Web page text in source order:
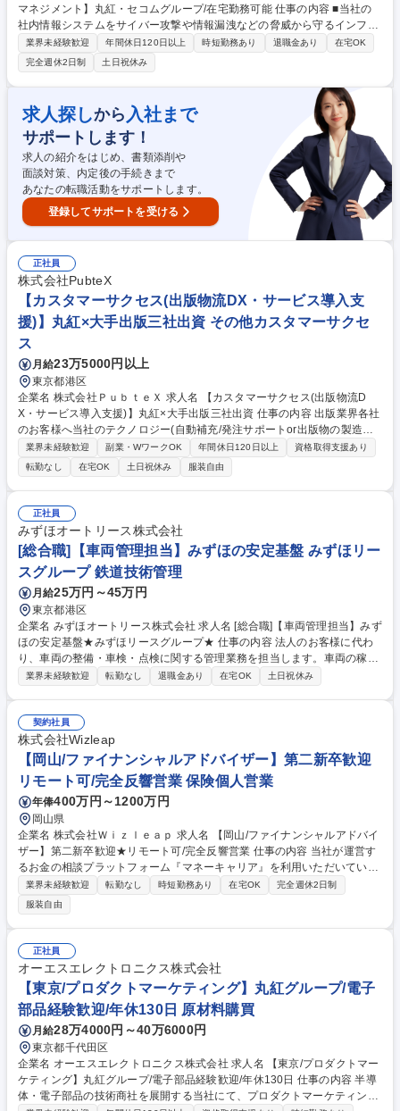
マネジメント】丸紅・セコムグループ/在宅勤務可能 仕事の内容 ■当社の
社内情報システムをサイバー攻撃や情報漏洩などの脅威から守るインフラ
セキュリティ担当として、重要な役割を担っていただきます。当社は、自
社保有の全国規模商用ネットワークインフラを保有してます。 【具体的
に】・社内セキュリティの現状・課題整理、対策の提案 ・商用環境のセキ
ュリティの現状・課題整理、対策の提案 ・インシデント対応 ・グループ
全従業員のセキュリティ意識向上のためのユーザー教育、啓蒙活動など ・
セキュリティ商材、サービスの自社導入、運用支援 募集職種 東京【セキ
ュリティマネジメント】丸紅・セコムグループ/在宅勤務可能
業界未経験歓迎 年間休日120日以上 時短勤務あり 退職金あり
在宅OK
完全週休2日制
土日祝休み
求人探しから 入社まで
サポートします！
求人の紹介をはじめ、書類添削や
面談対策、内定後の手続きまで
あなたの転職活動をサポートします。
登録してサポートを受ける
正社員
株式会社PubteX
【カスタマーサクセス(出版物流DX・サービス導入支
援)】丸紅×大手出版三社出資 その他カスタマーサクセ
ス
月給23万5000円以上
東京都港区
企業名 株式会社ＰｕｂｔｅＸ 求人名 【カスタマーサクセス(出版物流D
X・サービス導入支援)】丸紅×大手出版三社出資 仕事の内容 出版業界各社
のお客様へ当社のテクノロジー(自動補充/発注サポートor出版物の製造方
式や補充方針、物流計画サービス)を活かした課題解決のコンサルおよび
定着へ向けた提案を行います。 【業務詳細】■書店の売場・発注業務/出版
社・書店の現行オペレーション(増刷判断、補充判断、出荷等)についてヒ
アリング■システム導入にあたっての要件整理・ルールの設計運用案の検
討■オンボーディング支援(書店向け自動補充・発注サポート機能導入時or
製造・物流計画サービス導入時)■サービス利用開始後のフォロー(利用状況
のモニタリング、問合わせ対応、課題整理) 募集職種 【カスタマーサクセ
ス(出版物流DX・サービス導入支援)】丸紅×大手出版三社出資
業界未経験歓迎 副業・WワークOK 年間休日120日以上
資格取得支援あり
転勤なし
在宅OK 土日祝休み 服装自由
正社員
みずほオートリース株式会社
[総合職]【車両管理担当】みずほの安定基盤 みずほリー
スグループ 鉄道技術管理
月給25万円～45万円
東京都港区
企業名 みずほオートリース株式会社 求人名 [総合職]【車両管理担当】みず
ほの安定基盤★みずほリースグループ★ 仕事の内容 法人のお客様に代わ
り、車両の整備・車検・点検に関する管理業務を担当します。車両の稼働
を止めないために、関係各所と調整しながら最適なスケジュールと手配を
（入庫調整、整備内容・見積確認、納期調整）■レスキュー対応（故障・
トラブル時の受付、レッカー等の手配、状況管理）■部品発注、整備関連
の事務処理（記録・データ管理 など）■車両に関する管理業務をお客様の
ずほリースグループ★
業界未経験歓迎 転勤なし 退職金あり 在宅OK 土日祝休み
契約社員
株式会社Wizleap
【岡山/ファイナンシャルアドバイザー】第二新卒歓迎
リモート可/完全反響営業 保険個人営業
年俸400万円～1200万円
岡山県
企業名 株式会社Ｗｉｚｌｅａｐ 求人名 【岡山/ファイナンシャルアドバイ
ザー】第二新卒歓迎★リモート可/完全反響営業 仕事の内容 当社が運営す
るお金の相談プラットフォーム『マネーキャリア』を利用いただいている
お客様（ユーザー）向けに、金融商品（保険・投資信託・株式・債券な
ど）と運用方法の提案をお任せします。 【業務詳細】■お客様の初回ヒア
リング（60分）■提案面談（90～120分、一人のお客様に対して平均3～4
回）※平均週15～25件・月60～100件の面談数をご対応いただきます。■
チームミーティング【マネーキャリアとは】人生100年時代のお金の不安
を解消する、お金の相談プラットフォームです。ユーザーは当社のファイ
ナンシャルアドバイザーに対して、資産形成やライフプラン、保険の見直
しなどの相談を行います。 募集職種 【岡山/ファイナンシャルアドバイザ
ー】第二新卒歓迎★リモート可/完全反響営業
業界未経験歓迎 転勤なし 時短勤務あり 在宅OK
完全週休2日制
服装自由
正社員
オーエスエレクトロニクス株式会社
【東京/プロダクトマーケティング】丸紅グループ/電子
部品経験歓迎/年休130日 原材料購買
月給28万4000円～40万6000円
東京都千代田区
企業名 オーエスエレクトロニクス株式会社 求人名 【東京/プロダクトマー
ケティング】丸紅グループ/電子部品経験歓迎/年休130日 仕事の内容 半導
体・電子部品の技術商社を展開する当社にて、プロダクトマーケティング